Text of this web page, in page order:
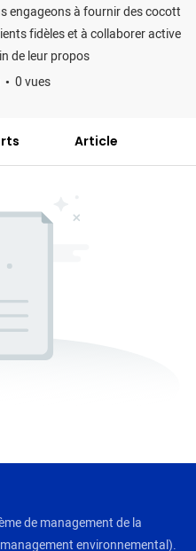
engageons à fournir des cocott
fidèles et à collaborer active
de leur propos
0 vues
Article
de management de la
environnemental).